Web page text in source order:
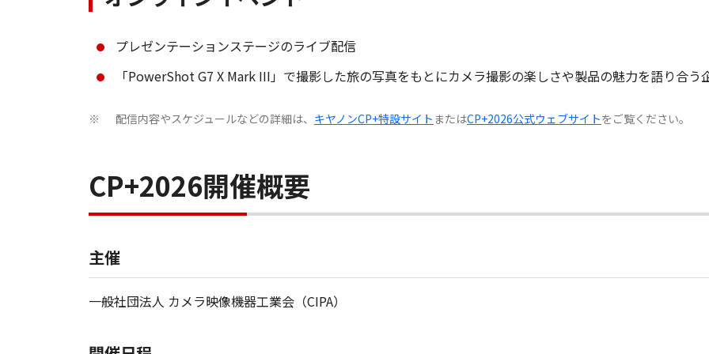
プレゼンテーションステージのライブ配信
「PowerShot G7 X Mark III」で撮影した旅の写真をもとにカメラ撮影の楽しさや製品の魅力を語り合
※ 配信内容やスケジュールなどの詳細は、 キヤノンCP+特設サイト またはCP+2026公式ウェブサイトをご覧ください。
CP+2026開催概要
主催
一般社団法人 カメラ映像機器工業会（CIPA）